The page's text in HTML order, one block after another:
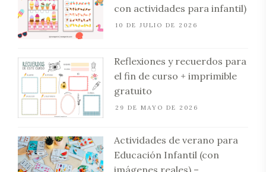
con actividades para infantil)
10 DE JULIO DE 2026
Reflexiones y recuerdos para
el fin de curso + imprimible
gratuito
29 DE MAYO DE 2026
Actividades de verano para
Educación Infantil (con
imágenes reales) –